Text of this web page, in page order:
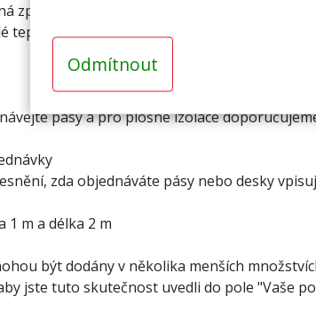
Odmítnout
zpracovatelnost * chemická odolnost *
tepelné zatížení
pásy a pro plošné izolace
zda objednáváte pásy nebo desky
1 m a délka 2 m
být dodány v několika menších
jste tuto skutečnost uvedli do pole "Vaše